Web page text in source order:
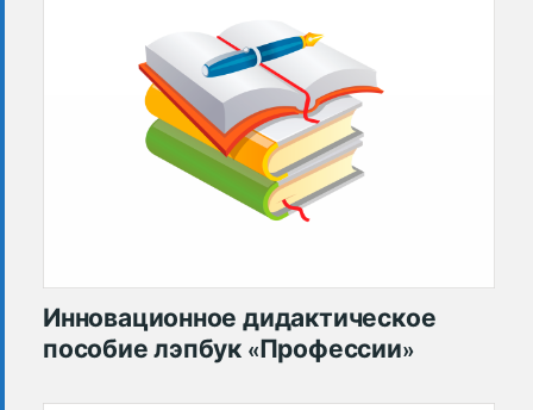
Инновационное дидактическое
пособие лэпбук «Профессии»